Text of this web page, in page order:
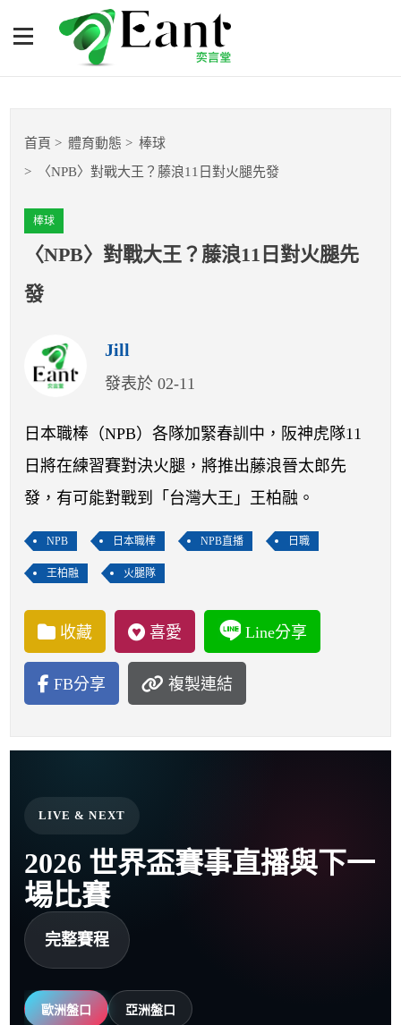
〈NPB〉對戰大王？藤浪11
日對火腿先發
籃球
球隊數據
運彩報報
明星分析師
首頁 體育動態 棒球
〈NPB〉對戰大王？藤浪11日對火腿先發
棒球
〈NPB〉對戰大王？藤浪11日對火腿先
發
Jill
發表於 02-11
日本職棒（NPB）各隊加緊春訓中，阪神虎隊11
日將在練習賽對決火腿，將推出藤浪晉太郎先
發，有可能對戰到「台灣大王」王柏融。
NPB 日本職棒 NPB直播 日職
王柏融 火腿隊
收藏 喜愛 Line分享
FB分享 複製連結
LIVE & NEXT
2026 世界盃賽事直播與下一
場比賽
完整賽程
歐洲盤口 亞洲盤口